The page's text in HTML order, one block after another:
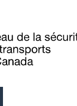
to
main
toà
la